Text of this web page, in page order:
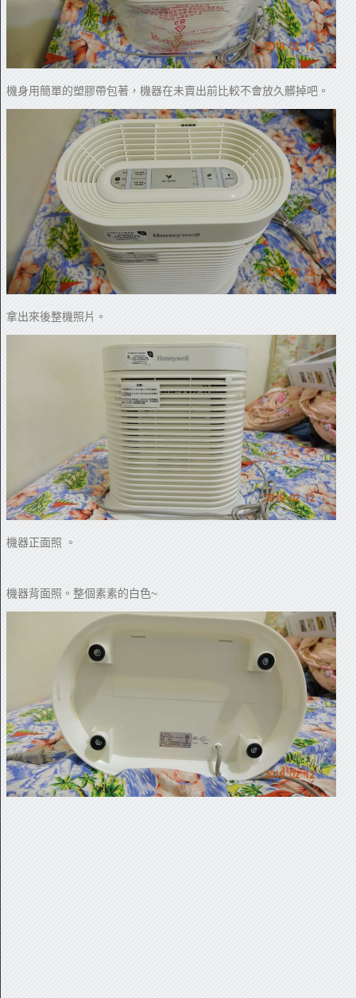
機身用簡單的塑膠帶包著，機器在未賣出前比較不會放久髒掉吧。
拿出來後整機照片。
機器正面照 。
機器背面照。整個素素的白色~